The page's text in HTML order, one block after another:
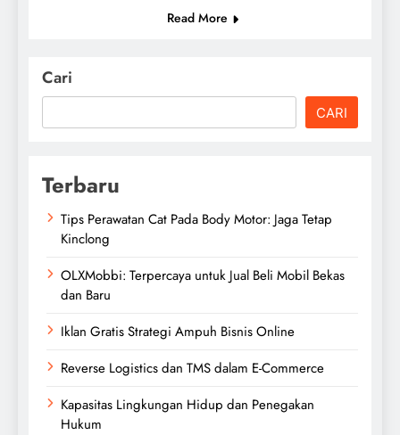
Read More
Cari
CARI
Terbaru
Tips Perawatan Cat Pada Body Motor: Jaga Tetap
Kinclong
OLXMobbi: Terpercaya untuk Jual Beli Mobil Bekas
dan Baru
Iklan Gratis Strategi Ampuh Bisnis Online
Reverse Logistics dan TMS dalam E-Commerce
Kapasitas Lingkungan Hidup dan Penegakan
Hukum